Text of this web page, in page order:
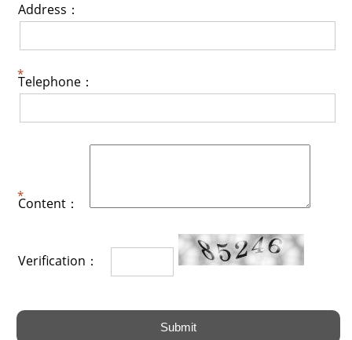
Address：
Telephone：
Content：
Verification：